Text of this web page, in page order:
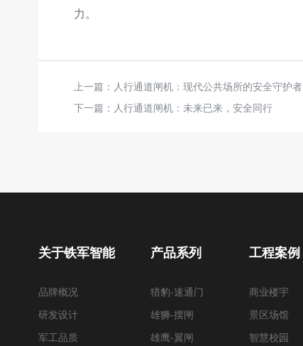
力。
上一篇： 人行通道闸机：现代公共场所的安全守护者
下一篇： 人行通道闸机：未来已来，安全同行
关于铁军智能
品牌概况
研发设计
军工品质
产品系列
猎豹-速通门
雄狮-摆闸
雄鹰-翼闸
工程案例
商业楼宇
景区场馆
智慧校园